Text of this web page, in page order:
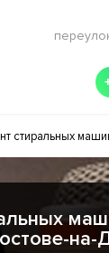
стиральных
на-